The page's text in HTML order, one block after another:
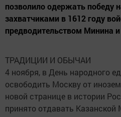
позволило одержать победу
захватчиками в 1612 году
предводительством Минина
ТРАДИЦИИ И ОБЫЧАИ
4 ноября, в День народного
освободить Москву от
новой странице в истории
принято отдавать Казанской